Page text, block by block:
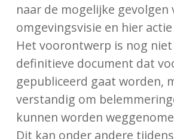
naar de mogelijke gevolgen
omgevingsvisie en hier
Het voorontwerp is nog
definitieve document dat
gepubliceerd gaat worden,
verstandig om
kunnen worden
Dit kan onder andere